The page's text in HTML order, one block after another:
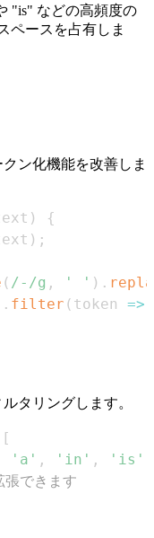
"is" などの高頻度の
ペースを占有しま
ン化機能を改善しま
)
{
) ;
( /- /g , ' ' ) .
. filter ( token =>
タリングします。
[
'a' , 'in' , 'is'
できます